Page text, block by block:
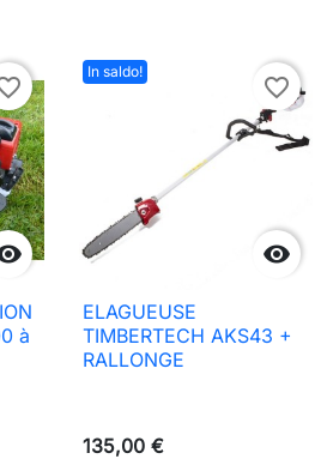
à
In saldo!

favorite_border
ELAGUEUSE
TIMBERTECH AKS43 +
RALLONGE
135,00 €